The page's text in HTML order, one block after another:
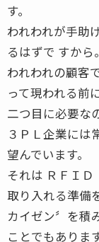
す。
われわれが手助
るはずで すから。
われわれの顧客
って現われる前
二つ目に必要な
３ＰＬ企業には
望んでいます。
それは ＲＦＩ
取り入れる準備
カイゼン〞を積
ことでもあります